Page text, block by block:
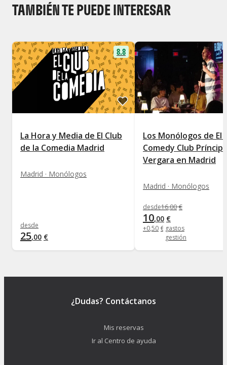
TAMBIÉN TE PUEDE INTERESAR
8.8
La Hora y Media de El Club
de la Comedia Madrid
Madrid · Monólogos
desde
25,00 €
Los Monólogos de El
Comedy Club
Vergara en Madrid
Madrid · Monólogos
desde16,00 €
10,00 €
+0,50 € gastos
gestión
¿Dudas? Contáctanos
Mis reservas
Ir al Centro de ayuda